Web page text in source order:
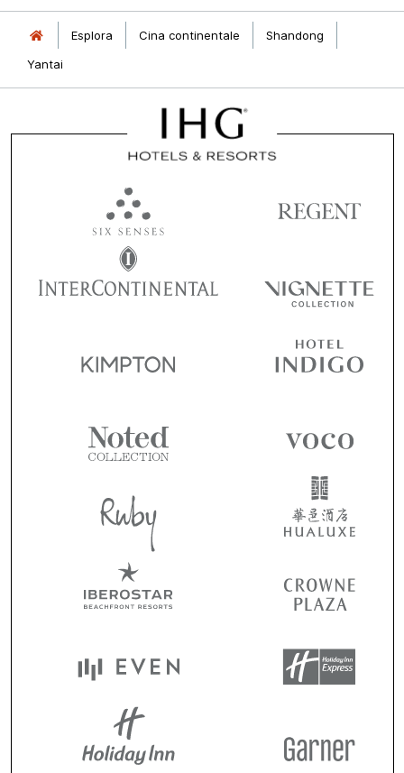
Esplora Cina continentale
Shandong
Yantai